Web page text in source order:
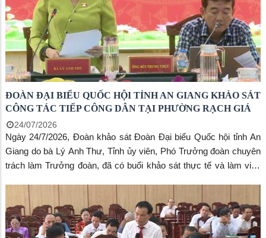
liệu đất đai và thực hiện đánh số, gắn biển số nhà.
ĐOÀN ĐẠI BIỂU QUỐC HỘI TỈNH AN GIANG KHẢO SÁT
CÔNG TÁC TIẾP CÔNG DÂN TẠI PHƯỜNG RẠCH GIÁ
24/07/2026
Ngày 24/7/2026, Đoàn khảo sát Đoàn Đại biểu Quốc hội tỉnh An
Giang do bà Lý Anh Thư, Tỉnh ủy viên, Phó Trưởng đoàn chuyên
trách làm Trưởng đoàn, đã có buổi khảo sát thực tế và làm việc
trong công tác tiếp công dân, giải quyết khiếu nại, tố cáo. Tiếp và
làm việc với Đoàn có ông Bùi Trung Thực, Chủ tịch UBND
phường, cùng đại diện Thường trực HĐND và lãnh đạo các